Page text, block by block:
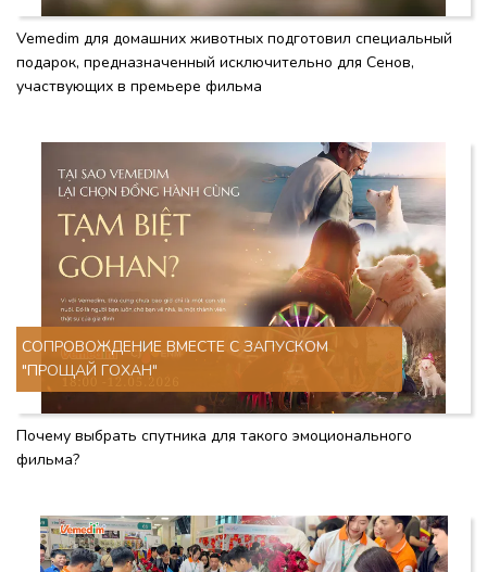
Vemedim для домашних животных подготовил специальный
подарок, предназначенный исключительно для Сенов,
участвующих в премьере фильма
СОПРОВОЖДЕНИЕ ВМЕСТЕ С ЗАПУСКОМ
"ПРОЩАЙ ГОХАН"
Почему выбрать спутника для такого эмоционального
фильма?